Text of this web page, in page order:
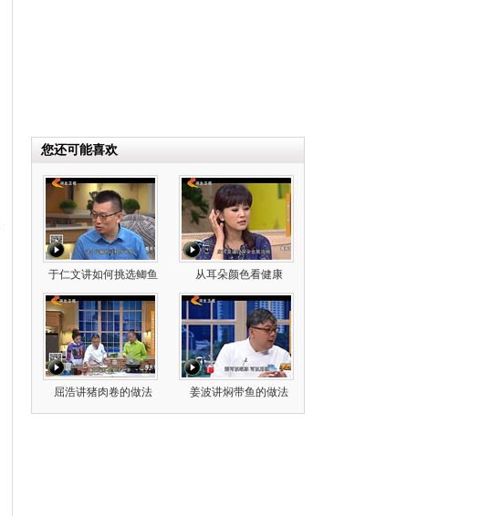
您还可能喜欢
于仁文讲如何挑选鲫鱼 从耳朵颜色看健康
屈浩讲猪肉卷的做法 姜波讲焖带鱼的做法